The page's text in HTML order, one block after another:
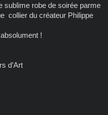
sublime robe de soirée parme
collier du créateur Philippe
!
d’Art